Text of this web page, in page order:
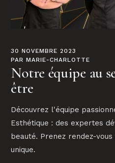
30 NOVEMBRE 2023
PAR MARIE-CHARLOTTE
Notre équipe au
être
Découvrez l'équipe
Esthétique : des expertes
beauté. Prenez rendez-
unique.